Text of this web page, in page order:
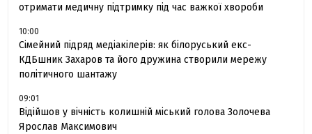
отримати медичну підтримку під час важкої хвороби
10:00
Сімейний підряд медіакілерів: як білоруський екс-
КДБшник Захаров та його дружина створили мережу
політичного шантажу
09:01
Відійшов у вічність колишній міський голова Золочева
Ярослав Максимович